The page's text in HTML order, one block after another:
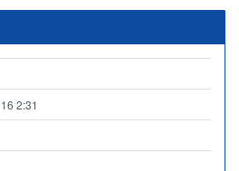
2:31